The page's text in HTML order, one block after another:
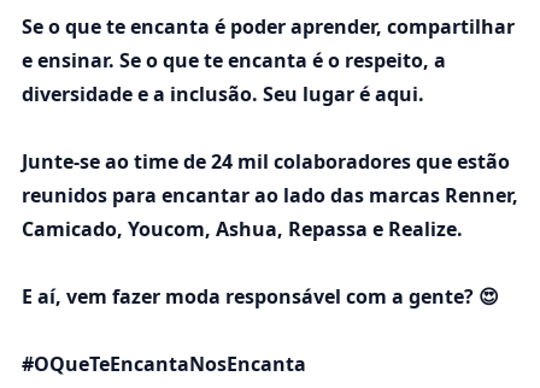
Se o que te encanta é poder aprender, compartilhar
e ensinar. Se o que te encanta é o respeito, a
diversidade e a inclusão. Seu lugar é aqui.
Junte-se ao time de 24 mil colaboradores que estão
reunidos para encantar ao lado das marcas Renner,
Camicado, Youcom, Ashua, Repassa e Realize.
E aí, vem fazer moda responsável com a gente? 😍
#OQueTeEncantaNosEncanta